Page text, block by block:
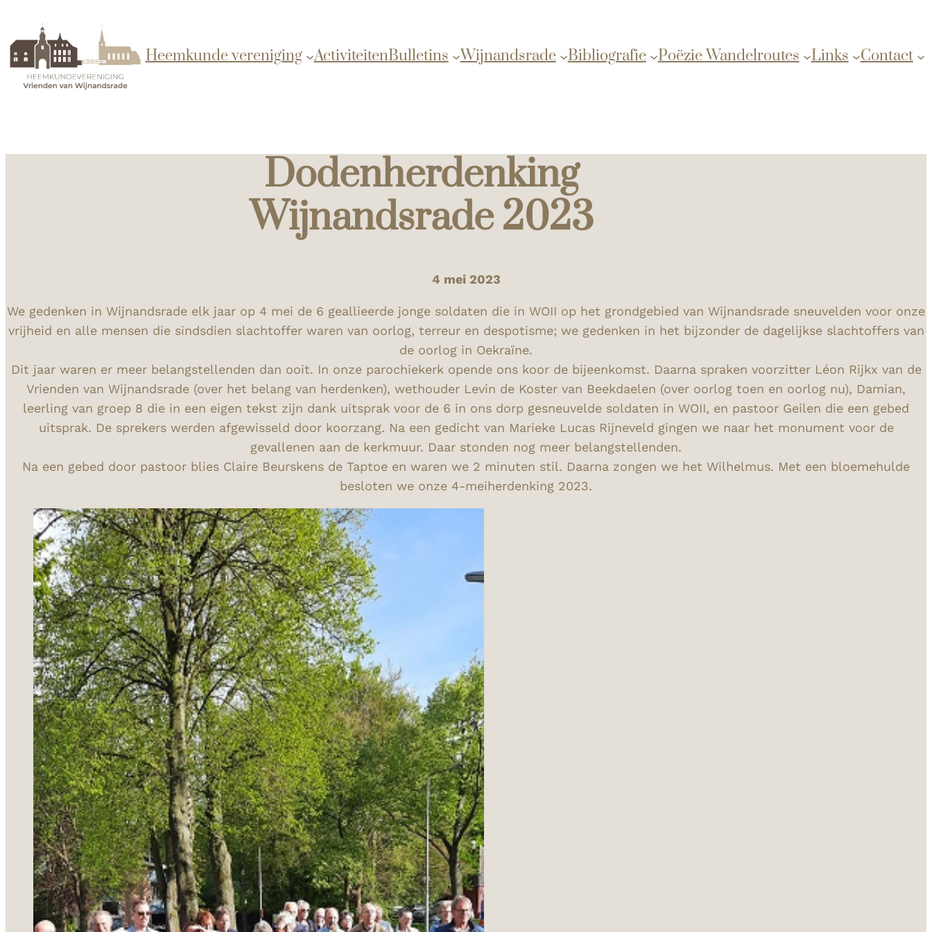
Heemkunde vereniging ActiviteitenBulletins Wijnandsrade Bibliografie Poëzie Wandelroutes Links Contact
Dodenherdenking
Wijnandsrade 2023
4 mei 2023
We gedenken in Wijnandsrade elk jaar op 4 mei de 6 geallieerde jonge soldaten die in WOII op het grondgebied van Wijnandsrade sneuvelden voor onze
vrijheid en alle mensen die sindsdien slachtoffer waren van oorlog, terreur en despotisme; we gedenken in het bijzonder de dagelijkse slachtoffers van
de oorlog in Oekraïne.
Dit jaar waren er meer belangstellenden dan ooit. In onze parochiekerk opende ons koor de bijeenkomst. Daarna spraken voorzitter Léon Rijkx van de
Vrienden van Wijnandsrade (over het belang van herdenken), wethouder Levin de Koster van Beekdaelen (over oorlog toen en oorlog nu), Damian,
leerling van groep 8 die in een eigen tekst zijn dank uitsprak voor de 6 in ons dorp gesneuvelde soldaten in WOII, en pastoor Geilen die een gebed
uitsprak. De sprekers werden afgewisseld door koorzang. Na een gedicht van Marieke Lucas Rijneveld gingen we naar het monument voor de
gevallenen aan de kerkmuur. Daar stonden nog meer belangstellenden.
Na een gebed door pastoor blies Claire Beurskens de Taptoe en waren we 2 minuten stil. Daarna zongen we het Wilhelmus. Met een bloemehulde
besloten we onze 4-meiherdenking 2023.